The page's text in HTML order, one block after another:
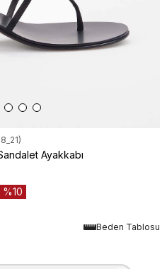
Ayakkabı
10
Beden Tablosu